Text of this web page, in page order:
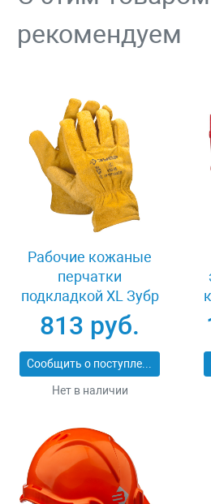
рекомендуем
Рабочие кожаные
перчатки
подкладкой XL Зубр
МАСТЕР 1135-XL
813 руб.
Сообщить о поступлении
Нет в наличии